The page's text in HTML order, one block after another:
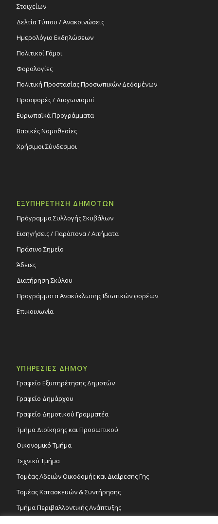
Στοιχείων
Δελτία Τύπου / Ανακοινώσεις
Ημερολόγιο Εκδηλώσεων
Πολιτικοί Γάμοι
Φορολογίες
Πολιτική Προστασίας Προσωπικών Δεδομένων
Προσφορές / Διαγωνισμοί
Ευρωπαϊκά Προγράμματα
Βασικές Νομοθεσίες
Χρήσιμοι Σύνδεσμοι
ΕΞΥΠΗΡΕΤΗΣΗ ΔΗΜΟΤΩΝ
Πρόγραμμα Συλλογής Σκυβάλων
Εισηγήσεις / Παράπονα / Αιτήματα
Πράσινο Σημείο
Άδειες
Διατήρηση Σκύλου
Προγράμματα Ανακύκλωσης Ιδιωτικών φορέων
Επικοινωνία
ΥΠΗΡΕΣΙΕΣ ΔΗΜΟΥ
Γραφείο Εξυπηρέτησης Δημοτών
Γραφείο Δημάρχου
Γραφείο Δημοτικού Γραμματέα
Τμήμα Διοίκησης και Προσωπικού
Οικονομικό Τμήμα
Τεχνικό Τμήμα
Τομέας Αδειών Οικοδομής και Διαίρεσης Γης
Τομέας Κατασκευών & Συντήρησης
Τμήμα Περιβαλλοντικής Ανάπτυξης